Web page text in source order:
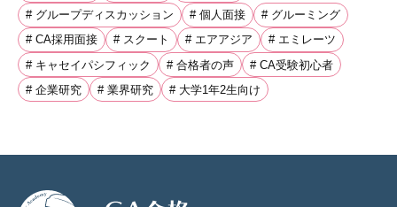
# グループディスカッション
# 個人面接
# グルーミング
# CA採用面接
# スクート # エアアジア
# エミレーツ
# キャセイパシフィック
# 合格者の声
# CA受験初心者
# 企業研究
# 業界研究 # 大学1年2生向け